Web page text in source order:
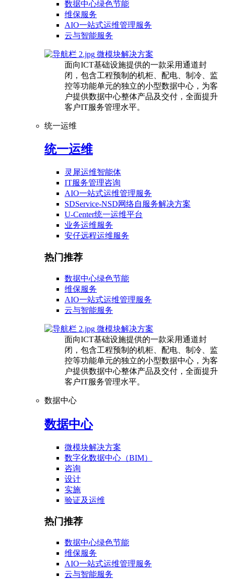
数据中心绿色节能
维保服务
AIO一站式运维管理服务
云与智能服务
微模块解决方案
面向ICT基础设施提供的一款采用通道封
闭，包含工程预制的机柜、配电、制冷、监
控等功能单元的独立的小型数据中心，为客
户提供数据中心整体产品及交付，全面提升
客户IT服务管理水平。
统一运维
统一运维
灵犀运维智能体
IT服务管理咨询
AIO一站式运维管理服务
SDService-NSD网络自服务解决方案
U-Center统一运维平台
业务运维服务
安仔远程运维服务
热门推荐
数据中心绿色节能
维保服务
AIO一站式运维管理服务
云与智能服务
微模块解决方案
面向ICT基础设施提供的一款采用通道封
闭，包含工程预制的机柜、配电、制冷、监
控等功能单元的独立的小型数据中心，为客
户提供数据中心整体产品及交付，全面提升
客户IT服务管理水平。
数据中心
数据中心
微模块解决方案
数字化数据中心（BIM）
咨询
设计
实施
验证及运维
热门推荐
数据中心绿色节能
维保服务
AIO一站式运维管理服务
云与智能服务